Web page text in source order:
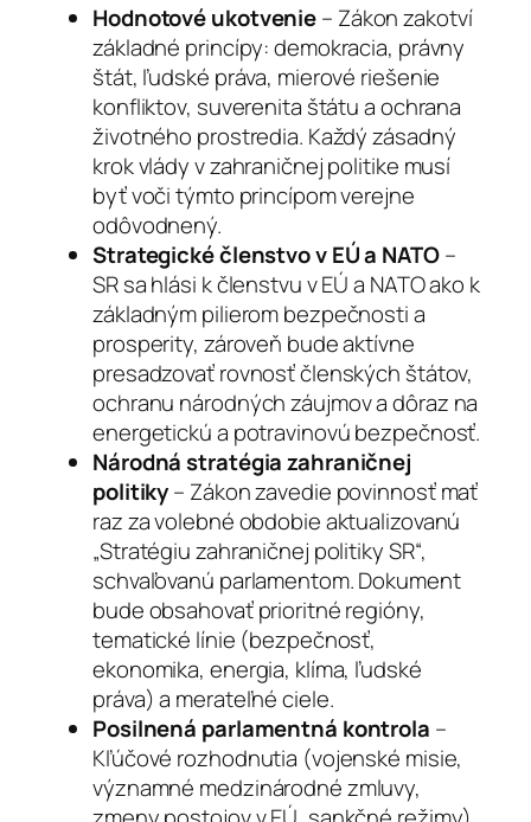
Hodnotové ukotvenie– Zákon zakotví
základné princípy: demokracia, právny
štát, ľudské práva, mierové riešenie
konfliktov, suverenita štátu a ochrana
životného prostredia. Každý zásadný
krok vlády v zahraničnej politike musí
byť voči týmto princípom verejne
odôvodnený.
Strategické členstvo v EÚ a NATO–
SR sa hlási k členstvu v EÚ a NATO ako k
základným pilierom bezpečnosti a
prosperity, zároveň bude aktívne
presadzovať rovnosť členských štátov,
ochranu národných záujmov a dôraz na
energetickú a potravinovú bezpečnosť.
Národná stratégia zahraničnej
politiky– Zákon zavedie povinnosť mať
raz za volebné obdobie aktualizovanú
„Stratégiu zahraničnej politiky SR“,
schvaľovanú parlamentom. Dokument
bude obsahovať prioritné regióny,
tematické línie (bezpečnosť,
ekonomika, energia, klíma, ľudské
práva) a merateľné ciele.
Posilnená parlamentná kontrola –
Kľúčové rozhodnutia (vojenské misie,
významné medzinárodné zmluvy,